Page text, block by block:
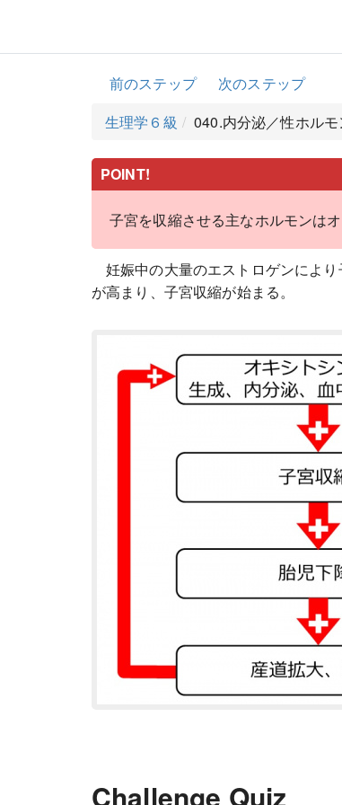
前のステップ
次のステップ
生理学６級
040.内分泌／性ホルモ
POINT!
子宮を収縮させる主なホルモンはオ
妊娠中の大量のエストロゲンによ
が高まり、子宮収縮が始まる。
Challenge Quiz